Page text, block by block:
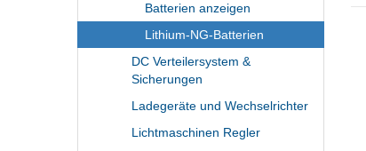
Batterien anzeigen
Lithium-NG-Batterien
DC Verteilersystem &
Sicherungen
Ladegeräte und Wechselrichter
Lichtmaschinen Regler